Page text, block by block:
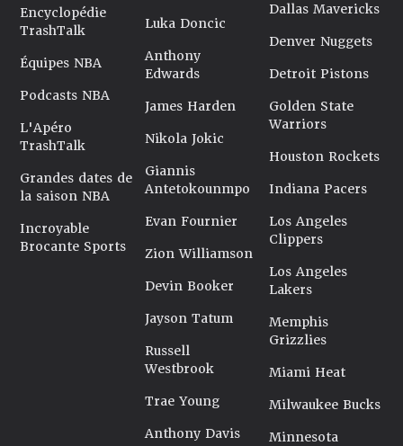
Encyclopédie
TrashTalk
Équipes NBA
Podcasts NBA
L'Apéro
TrashTalk
Grandes dates de
la saison NBA
Incroyable
Brocante Sports
Luka Doncic
Anthony
Edwards
James Harden
Nikola Jokic
Giannis
Antetokounmpo
Evan Fournier
Zion Williamson
Devin Booker
Jayson Tatum
Russell
Westbrook
Trae Young
Anthony Davis
Dallas Mavericks
Denver Nuggets
Detroit Pistons
Golden State
Warriors
Houston Rockets
Indiana Pacers
Los Angeles
Clippers
Los Angeles
Lakers
Memphis
Grizzlies
Miami Heat
Milwaukee Bucks
Minnesota